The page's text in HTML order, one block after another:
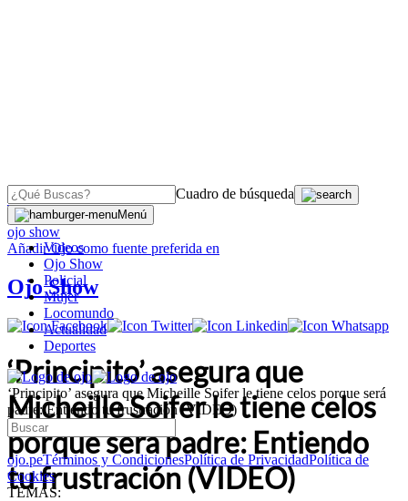
Cuadro de búsqueda
Menú
Videos
Ojo Show
Policial
Mujer
Locomundo
Actualidad
Deportes
‘Principito’ asegura que Micheille Soifer le tiene celos porque será
padre: Entiendo tu frustración (VIDEO)
ojo.peTérminos y CondicionesPolítica de PrivacidadPolítica de
Cookies
TEMAS:
OJO
ojo show
AñadirOjocomo fuente preferida en
Ojo Show
‘Principito’ asegura que
Micheille Soifer le tiene celos
porque será padre: Entiendo
tu frustración (VIDEO)